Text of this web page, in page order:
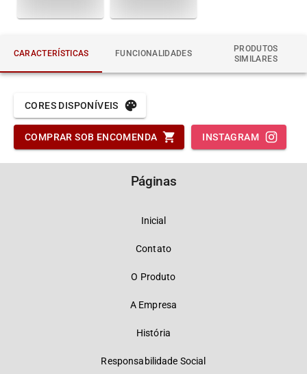
CARACTERÍSTICAS FUNCIONALIDADES
PRODUTOS
SIMILARES
CORES DISPONÍVEIS
COMPRAR SOB ENCOMENDA INSTAGRAM
Páginas
Inicial
Contato
O Produto
A Empresa
História
Responsabilidade Social